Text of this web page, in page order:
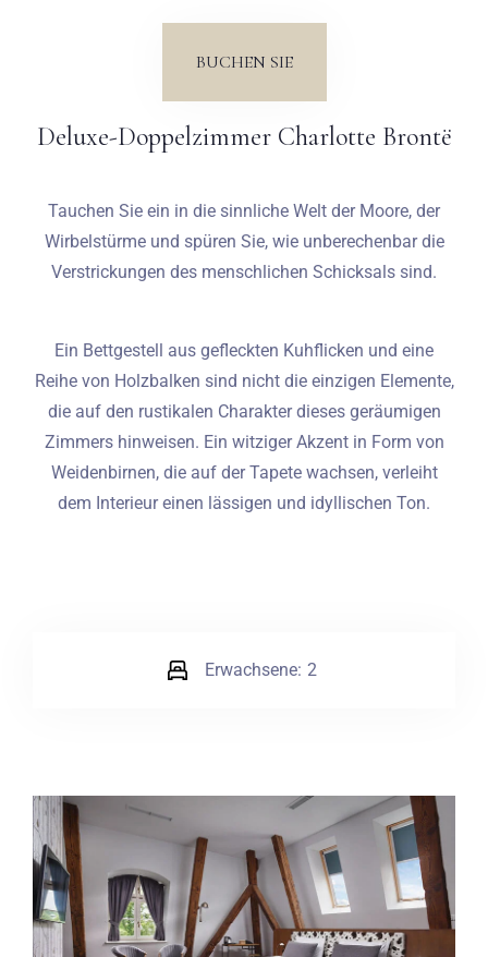
Kontakt
BUCHEN SIE
Deluxe-Doppelzimmer Charlotte Brontë
Tauchen Sie ein in die sinnliche Welt der Moore, der
Wirbelstürme und spüren Sie, wie unberechenbar die
Verstrickungen des menschlichen Schicksals sind.
Ein Bettgestell aus gefleckten Kuhflicken und eine
Reihe von Holzbalken sind nicht die einzigen Elemente,
die auf den rustikalen Charakter dieses geräumigen
Zimmers hinweisen. Ein witziger Akzent in Form von
Weidenbirnen, die auf der Tapete wachsen, verleiht
dem Interieur einen lässigen und idyllischen Ton.
Erwachsene: 2